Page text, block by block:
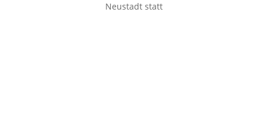
Neustadt statt